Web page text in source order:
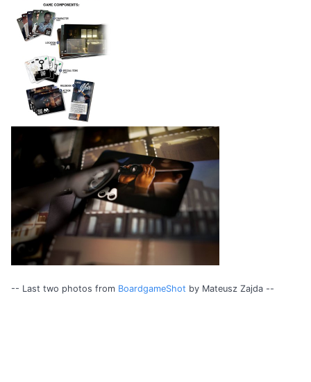
-- Last two photos from BoardgameShot by Mateusz Zajda --